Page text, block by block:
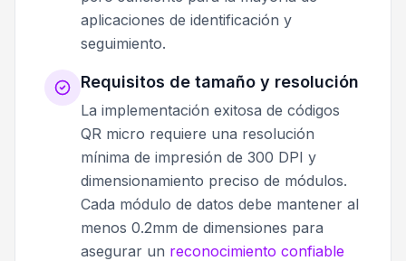
aplicaciones de identificación y
seguimiento.
Requisitos de tamaño y resolución
La implementación exitosa de códigos
QR micro requiere una resolución
mínima de impresión de 300 DPI y
dimensionamiento preciso de módulos.
Cada módulo de datos debe mantener al
menos 0.2mm de dimensiones para
asegurar un reconocimiento confiable